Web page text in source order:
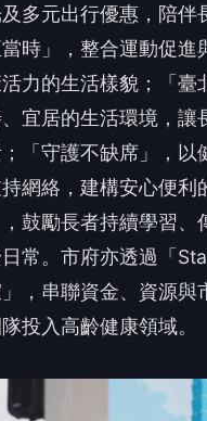
多元出行優惠，陪伴
時」，整合運動促進
力的生活樣貌；「臺
宜居的生活環境，讓
「守護不缺席」，以
網絡，建構安心便利
，鼓勵長者持續學習、
常。市府亦透過「
，串聯資金、資源與
投入高齡健康領域。